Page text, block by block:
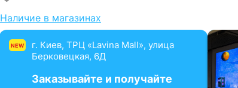
Наличие в магазинах
NEW
г. Киев, ТРЦ «Lavina Mall», улица
Берковецкая, 6Д
Заказывайте и получайте